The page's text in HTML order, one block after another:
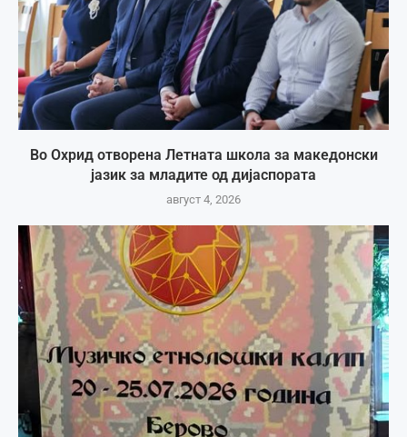
Во Охрид отворена Летната школа за македонски
јазик за младите од дијаспората
август 4, 2026